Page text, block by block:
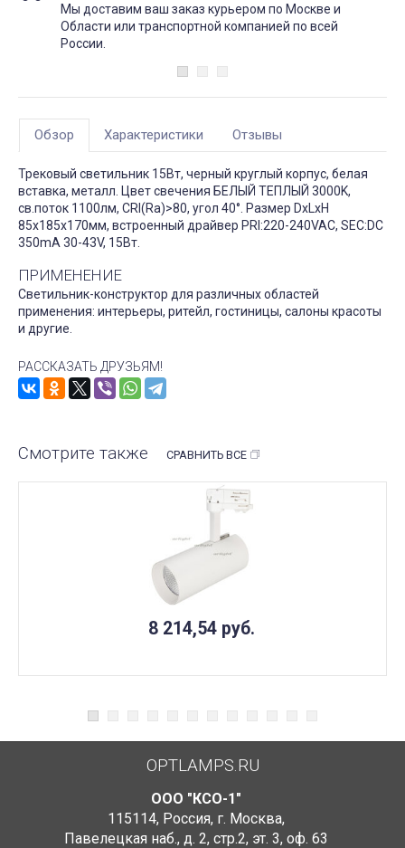
Мы доставим ваш заказ курьером по Москве и
Области или транспортной компанией по всей
России.
Обзор Характеристики Отзывы
Трековый светильник 15Вт, черный круглый корпус, белая
вставка, металл. Цвет свечения БЕЛЫЙ ТЕПЛЫЙ 3000K,
св.поток 1100лм, CRI(Ra)>80, угол 40°. Размер DxLxH
85x185x170мм, встроенный драйвер PRI:220-240VAC, SEC:DC
350mA 30-43V, 15Вт.
ПРИМЕНЕНИЕ
Светильник-конструктор для различных областей
применения: интерьеры, ритейл, гостиницы, салоны красоты
и другие.
РАССКАЗАТЬ ДРУЗЬЯМ!
Смотрите также СРАВНИТЬ ВСЕ
8 214,54 руб.
OPTLAMPS.RU
ООО "КСО-1"
115114, Россия, г. Москва,
Павелецкая наб., д. 2, стр.2, эт. 3, оф. 63